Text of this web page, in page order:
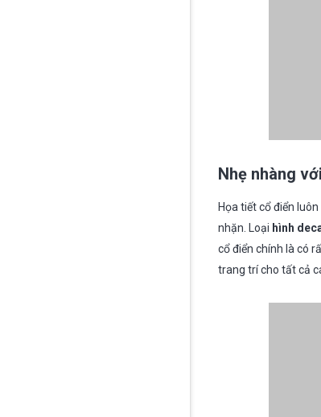
Nhẹ nhàng
Họa tiết cổ điển
nhặn. Loại hình
cổ điển chính là có
trang trí cho tất cả